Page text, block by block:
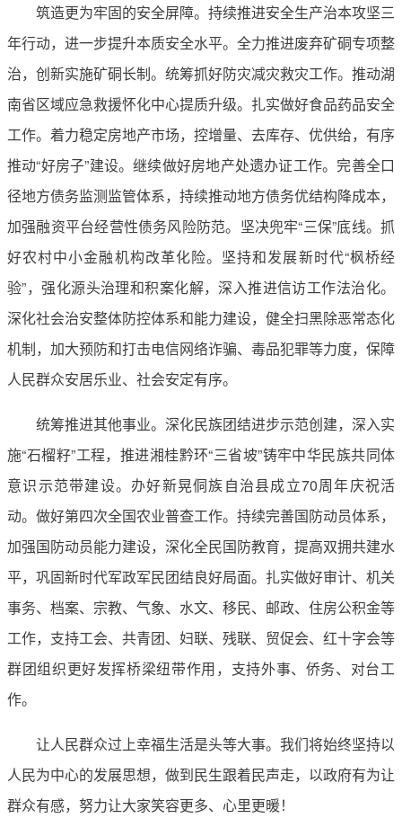
筑造更为牢固的安全屏障。持续推进安全生产治本攻坚三
年行动，进一步提升本质安全水平。全力推进废弃矿硐专项整
治，创新实施矿硐长制。统筹抓好防灾减灾救灾工作。推动湖
南省区域应急救援怀化中心提质升级。扎实做好食品药品安全
工作。着力稳定房地产市场，控增量、去库存、优供给，有序
推动“好房子”建设。继续做好房地产处遗办证工作。完善全口
径地方债务监测监管体系，持续推动地方债务优结构降成本，
加强融资平台经营性债务风险防范。坚决兜牢“三保”底线。抓
好农村中小金融机构改革化险。坚持和发展新时代“枫桥经
验”，强化源头治理和积案化解，深入推进信访工作法治化。
深化社会治安整体防控体系和能力建设，健全扫黑除恶常态化
机制，加大预防和打击电信网络诈骗、毒品犯罪等力度，保障
人民群众安居乐业、社会安定有序。
统筹推进其他事业。深化民族团结进步示范创建，深入实
施“石榴籽”工程，推进湘桂黔环“三省坡”铸牢中华民族共同体
意识示范带建设。办好新晃侗族自治县成立70周年庆祝活
动。做好第四次全国农业普查工作。持续完善国防动员体系，
加强国防动员能力建设，深化全民国防教育，提高双拥共建水
平，巩固新时代军政军民团结良好局面。扎实做好审计、机关
事务、档案、宗教、气象、水文、移民、邮政、住房公积金等
工作，支持工会、共青团、妇联、残联、贸促会、红十字会等
群团组织更好发挥桥梁纽带作用，支持外事、侨务、对台工
作。
让人民群众过上幸福生活是头等大事。我们将始终坚持以
人民为中心的发展思想，做到民生跟着民声走，以政府有为让
群众有感，努力让大家笑容更多、心里更暖！